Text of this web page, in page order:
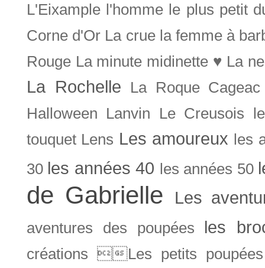
L'Eixample l'homme le plus petit
Corne d'Or La crue la femme à
Rouge La minute midinette ♥ La
La Rochelle
La Roque Cageac
Halloween
Lanvin Le Creusois
touquet Lens Les amoureux les
30 les années 40 les années 50
de Gabrielle Les
aventures des poupées les
créations Les petits